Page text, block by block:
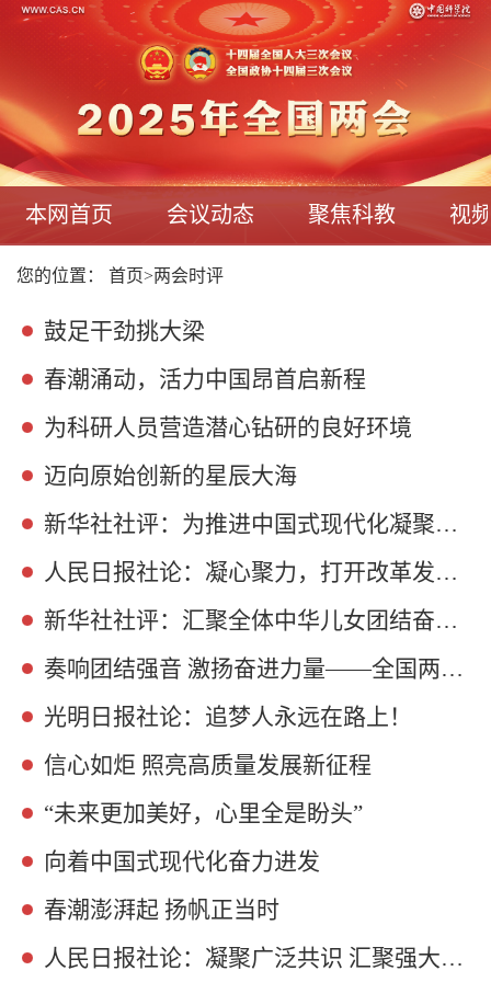
本网首页 会议动态 聚焦科教 视
您的位置： 首页>两会时评
鼓足干劲挑大梁
春潮涌动，活力中国昂首启新程
为科研人员营造潜心钻研的良好环境
迈向原始创新的星辰大海
新华社社评：为推进中国式现代化凝聚奋进力量——热烈祝贺十四届全国人大三次会议开幕
人民日报社论：凝心聚力，打开改革发展新天地
新华社社评：汇聚全体中华儿女团结奋斗的强大合力——热烈祝贺全国政协十四届三次会议开幕
奏响团结强音 激扬奋进力量——全国两会传递信心和力量
光明日报社论：追梦人永远在路上！
信心如炬 照亮高质量发展新征程
“未来更加美好，心里全是盼头”
向着中国式现代化奋力进发
春潮澎湃起 扬帆正当时
人民日报社论：凝聚广泛共识 汇聚强大合力